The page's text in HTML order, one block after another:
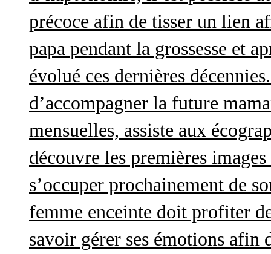
précoce afin de tisser un lien
papa pendant la grossesse et
évolué ces dernières
d’accompagner la future
mensuelles, assiste aux
découvre les premières
s’occuper prochainement de
femme enceinte doit profiter
savoir gérer ses émotions